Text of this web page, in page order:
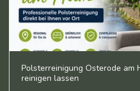
Polsterreinigung Osterode am
reinigen lassen